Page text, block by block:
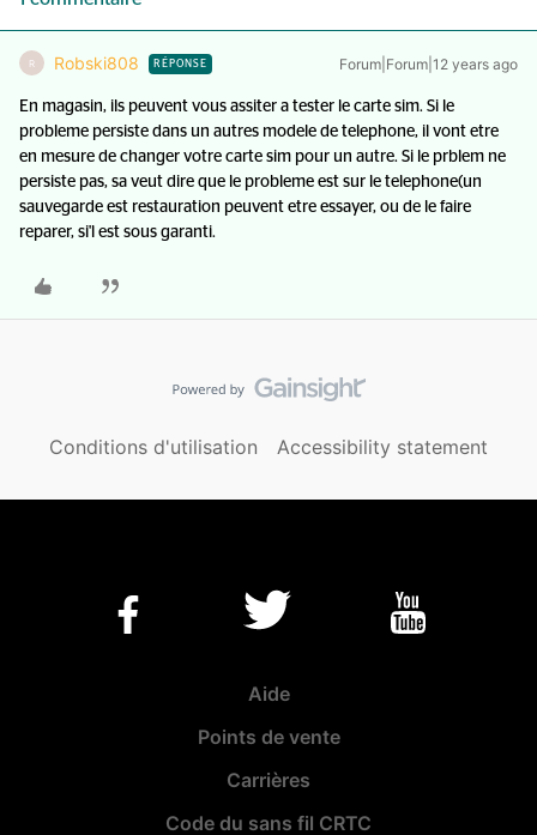
R Robski808 RÉPONSE Forum|Forum|12 years ago
En magasin, ils peuvent vous assiter a tester le carte sim. Si le
probleme persiste dans un autres modele de telephone, il vont etre
en mesure de changer votre carte sim pour un autre. Si le prblem ne
persiste pas, sa veut dire que le probleme est sur le telephone(un
sauvegarde est restauration peuvent etre essayer, ou de le faire
reparer, si'l est sous garanti.
Conditions d'utilisation Accessibility statement
Aide
Points de vente
Carrières
Code du sans fil CRTC